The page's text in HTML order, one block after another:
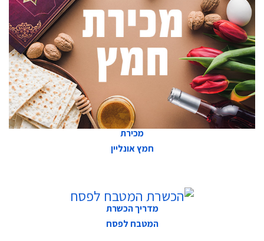
מכירת
חמץ אונליין
מדריך הכשרת
המטבח לפסח